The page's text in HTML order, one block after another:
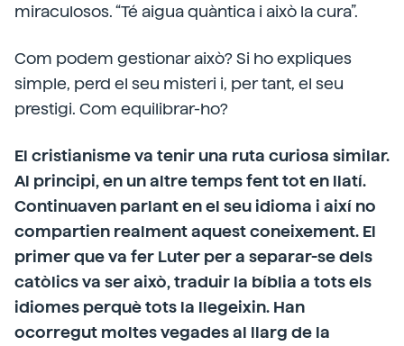
miraculosos. “Té aigua quàntica i això la cura”.
Com podem gestionar això? Si ho expliques
simple, perd el seu misteri i, per tant, el seu
prestigi. Com equilibrar-ho?
El cristianisme va tenir una ruta curiosa similar.
Al principi, en un altre temps fent tot en llatí.
Continuaven parlant en el seu idioma i així no
compartien realment aquest coneixement. El
primer que va fer Luter per a separar-se dels
catòlics va ser això, traduir la bíblia a tots els
idiomes perquè tots la llegeixin. Han
ocorregut moltes vegades al llarg de la